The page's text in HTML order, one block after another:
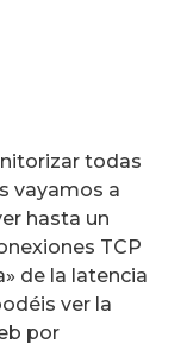
todas
vayamos a
hasta un
TCP
de la latencia
ver la
por